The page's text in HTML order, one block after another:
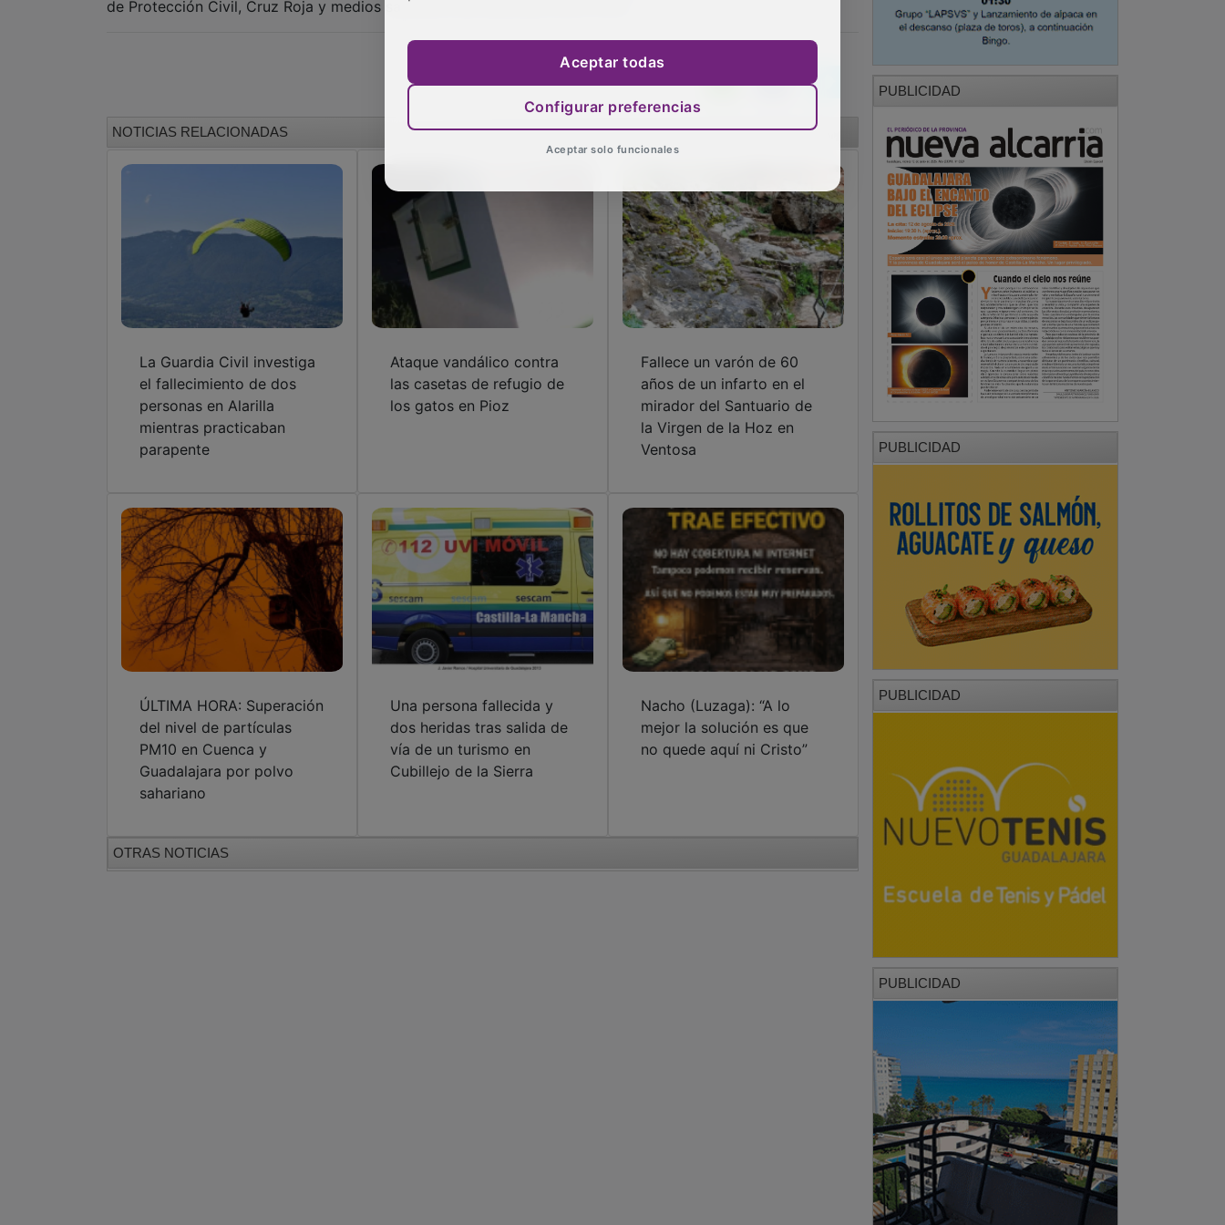
de Protección Civil, Cruz Roja y medios sanitarios del SESCAM, entre otros.
NOTICIAS RELACIONADAS
La Guardia Civil investiga
el fallecimiento de dos
personas en Alarilla
mientras practicaban
parapente
Ataque vandálico contra
las casetas de refugio de
los gatos en Pioz
Fallece un varón de 60
años de un infarto en el
mirador del Santuario de
la Virgen de la Hoz en
Ventosa
ÚLTIMA HORA: Superación
del nivel de partículas
PM10 en Cuenca y
Guadalajara por polvo
sahariano
Una persona fallecida y
dos heridas tras salida de
vía de un turismo en
Cubillejo de la Sierra
Nacho (Luzaga): “A lo
mejor la solución es que
no quede aquí ni Cristo”
OTRAS NOTICIAS
PUBLICIDAD
PUBLICIDAD
PUBLICIDAD
PUBLICIDAD
Aceptar todas
Configurar preferencias
Aceptar solo funcionales